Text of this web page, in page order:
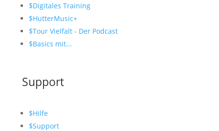
$Digitales Training
$HutterMusic+
$Tour Vielfalt - Der Podcast
$Basics mit...
Support
$Hilfe
$Support